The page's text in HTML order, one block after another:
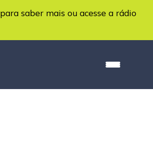
para saber mais ou acesse a rádio